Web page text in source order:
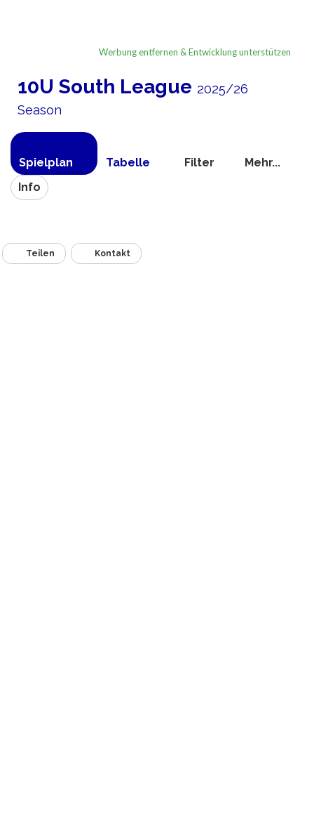
Werbung entfernen & Entwicklung unterstützen
10U South League 2025/26
Season
Spielplan Tabelle Filter
Mehr...
Info
Teilen Kontakt